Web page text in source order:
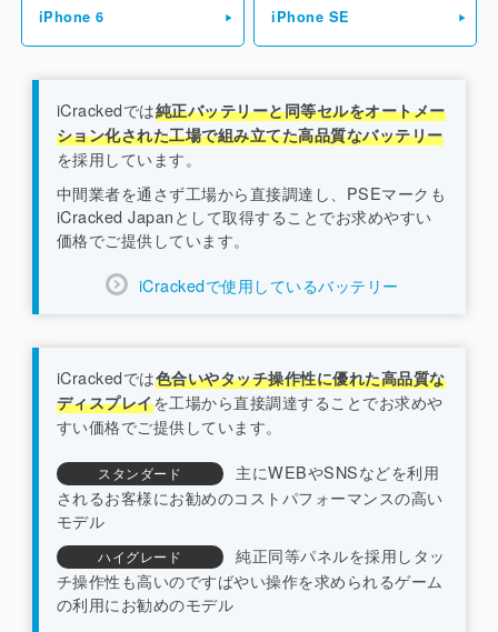
iPhone 6 iPhone SE
iCrackedでは純正バッテリーと同等セルをオートメー
ション化された工場で組み立てた高品質なバッテリー
を採用しています。
中間業者を通さず工場から直接調達し、PSEマークも
iCracked Japanとして取得することでお求めやすい
価格でご提供しています。
iCrackedで使用しているバッテリー
iCrackedでは色合いやタッチ操作性に優れた高品質な
ディスプレイを工場から直接調達することでお求めや
すい価格でご提供しています。
スタンダード
主にWEBやSNSなどを利用
されるお客様にお勧めのコストパフォーマンスの高い
モデル
ハイグレード
純正同等パネルを採用しタッ
チ操作性も高いのですばやい操作を求められるゲーム
の利用にお勧めのモデル